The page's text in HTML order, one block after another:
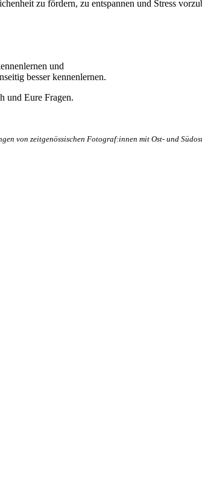
zu fördern, zu entspannen und Stress
und
besser kennenlernen.
und Eure Fragen.
von zeitgenössischen Fotograf:innen mit Ost- und